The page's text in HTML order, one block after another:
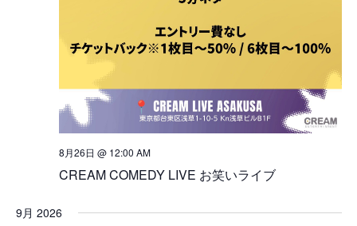
CREAM COMEDY LIVE お笑いライブ
8月26日 @ 12:00 AM
9月 2026